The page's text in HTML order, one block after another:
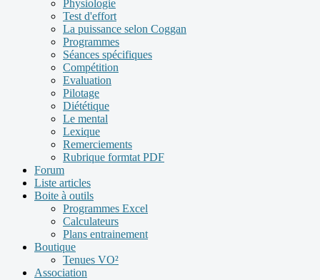
Physiologie
Test d'effort
La puissance selon Coggan
Programmes
Séances spécifiques
Compétition
Evaluation
Pilotage
Diététique
Le mental
Lexique
Remerciements
Rubrique formtat PDF
Forum
Liste articles
Boite à outils
Programmes Excel
Calculateurs
Plans entrainement
Boutique
Tenues VO²
Association